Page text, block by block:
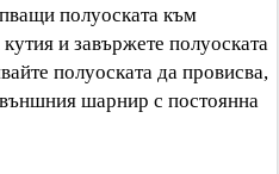
полуоската към
и завържете полуоската
полуоската да провисва,
шарнир с постоянна